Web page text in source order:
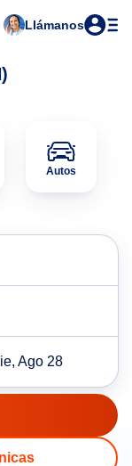
Llámanos
Autos
Ago 28